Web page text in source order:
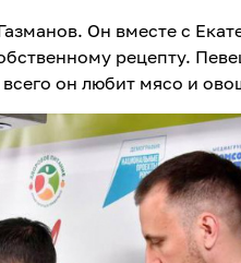
Он вместе с
рецепту.
он любит мясо и